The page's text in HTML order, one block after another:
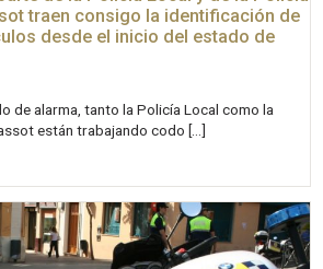
traen consigo la identificación de
desde el inicio del estado de
de alarma, tanto la Policía Local como la
están trabajando codo […]